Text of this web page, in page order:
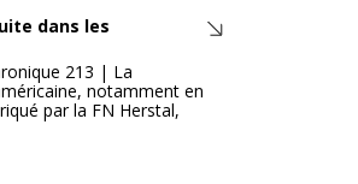
dans les
213 | La
notamment en
par la FN Herstal,